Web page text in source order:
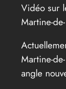
Vidéo sur
Martine-de-
Martine-
angle